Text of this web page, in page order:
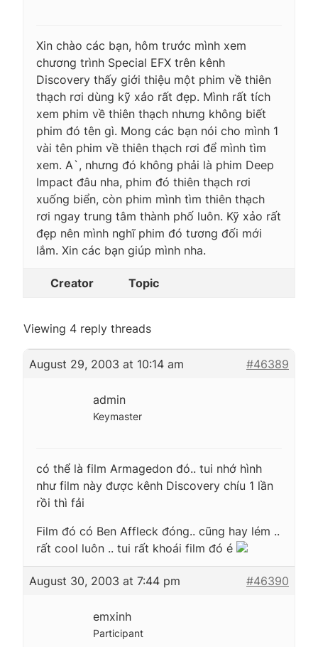
Xin chào các bạn, hôm trước mình xem
chương trình Special EFX trên kênh
Discovery thấy giới thiệu một phim về thiên
thạch rơi dùng kỹ xảo rất đẹp. Mình rất tích
xem phim về thiên thạch nhưng không biết
phim đó tên gì. Mong các bạn nói cho mình 1
vài tên phim về thiên thạch rơi để mình tìm
xem. A`, nhưng đó không phải là phim Deep
Impact đâu nha, phim đó thiên thạch rơi
xuống biển, còn phim mình tìm thiên thạch
rơi ngay trung tâm thành phố luôn. Kỹ xảo rất
đẹp nên mình nghĩ phim đó tương đối mới
lắm. Xin các bạn giúp mình nha.
Creator Topic
Viewing 4 reply threads
August 29, 2003 at 10:14 am #46389
admin
Keymaster
có thể là film Armagedon đó.. tui nhớ hình
như film này được kênh Discovery chíu 1 lần
rồi thì fải
Film đó có Ben Affleck đóng.. cũng hay lém ..
rất cool luôn .. tui rất khoái film đó é
August 30, 2003 at 7:44 pm #46390
emxinh
Participant